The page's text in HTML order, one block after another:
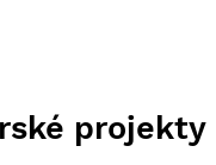
projekty